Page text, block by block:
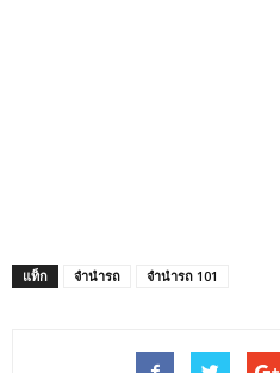
แท็ก จำนำรถ จำนำรถ 101